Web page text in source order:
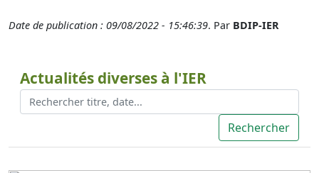
Date de publication : 09/08/2022 - 15:46:39. Par BDIP-IER
Actualités diverses à l'IER